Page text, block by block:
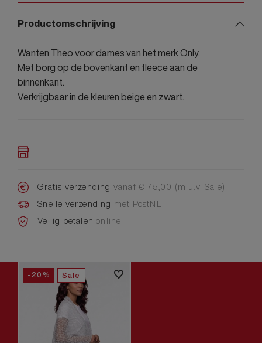
Productomschrijving
Wanten Theo voor dames van het merk Only.
Met borg op de bovenkant en fleece aan de
binnenkant.
Verkrijgbaar in de kleuren beige en zwart.
Gratis verzending vanaf € 75,00 (m.u.v. Sale)
Snelle verzending met PostNL
Veilig betalenonline
-20% Sale